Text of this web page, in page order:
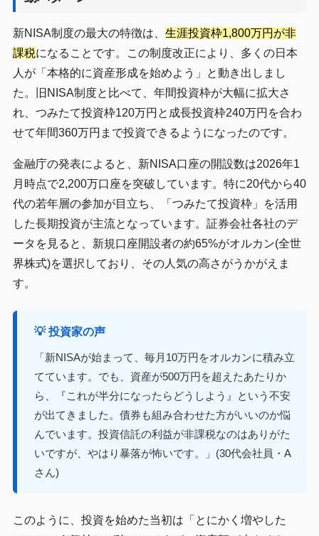
新NISA制度の最大の特徴は、 生涯投資枠1,800万円が非
課税になることです。この制度改正により、多くの日本
人が「本格的に資産形成を始めよう」と動き出しまし
た。旧NISA制度と比べて、年間投資枠が大幅に拡大さ
れ、つみたて投資枠120万円と成長投資枠240万円を合わ
せて年間360万円まで投資できるようになったのです。
金融庁の発表によると、新NISA口座の開設数は2026年1
月時点で2,200万口座を突破しています。特に20代から40
代の若年層の参加が目立ち、「つみたて投資枠」を活用
した長期投資が主流となっています。証券会社各社のデ
ータを見ると、新規口座開設者の約65%がオルカン(全世
界株式)を選択しており、その人気の高さがうかがえま
す。
💡 投資家の声
「新NISAが始まって、毎月10万円をオルカンに積み立
てています。でも、資産が500万円を超えたあたりか
ら、『これが半分になったらどうしよう』という不安
が出てきました。債券も組み合わせた方がいいのか悩
んでいます。投資信託の利益が非課税なのはありがた
いですが、やはり暴落が怖いです。」(30代会社員・A
さん)
このように、投資を始めた当初は「とにかく増やした